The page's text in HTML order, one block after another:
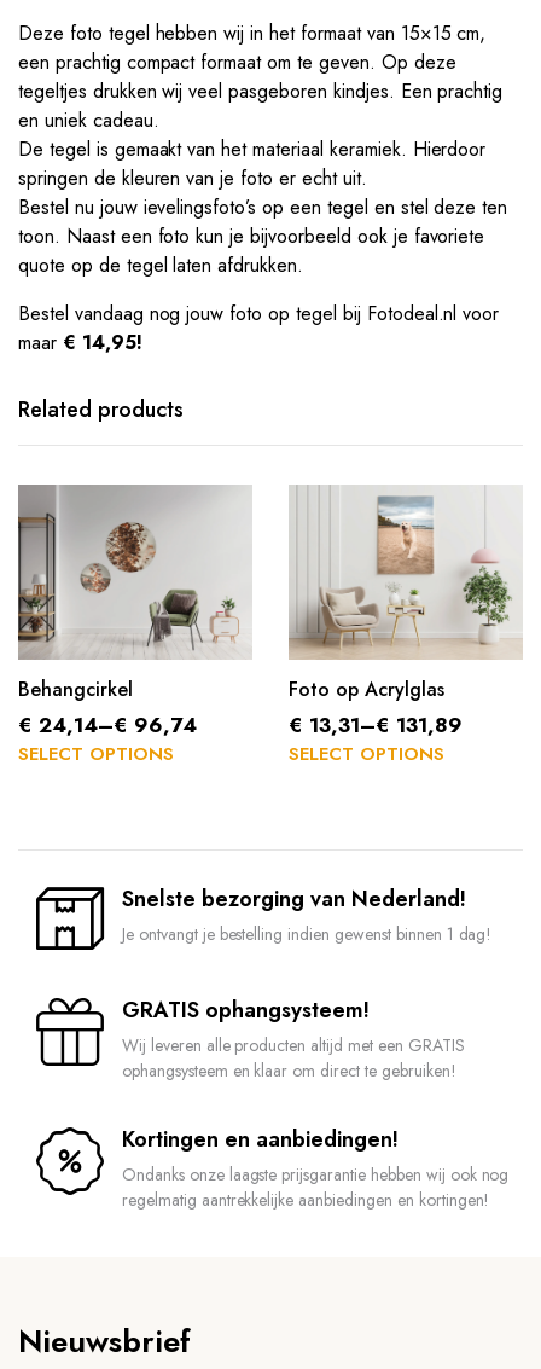
Deze foto tegel hebben wij in het formaat van 15×15 cm,
een prachtig compact formaat om te geven. Op deze
tegeltjes drukken wij veel pasgeboren kindjes. Een prachtig
en uniek cadeau.
De tegel is gemaakt van het materiaal keramiek. Hierdoor
springen de kleuren van je foto er echt uit.
Bestel nu jouw ievelingsfoto’s op een tegel en stel deze ten
toon. Naast een foto kun je bijvoorbeeld ook je favoriete
quote op de tegel laten afdrukken.
Bestel vandaag nog jouw foto op tegel bij Fotodeal.nl voor
maar € 14,95!
Related products
Behangcirkel
SELECT OPTIONS
€ 24,14–€ 96,74
Foto op Acrylglas
SELECT OPTIONS
€ 13,31–€ 131,89
Snelste bezorging van Nederland!
Je ontvangt je bestelling indien gewenst binnen 1 dag!
GRATIS ophangsysteem!
Wij leveren alle producten altijd met een GRATIS
ophangsysteem en klaar om direct te gebruiken!
Kortingen en aanbiedingen!
Ondanks onze laagste prijsgarantie hebben wij ook nog
regelmatig aantrekkelijke aanbiedingen en kortingen!
Nieuwsbrief